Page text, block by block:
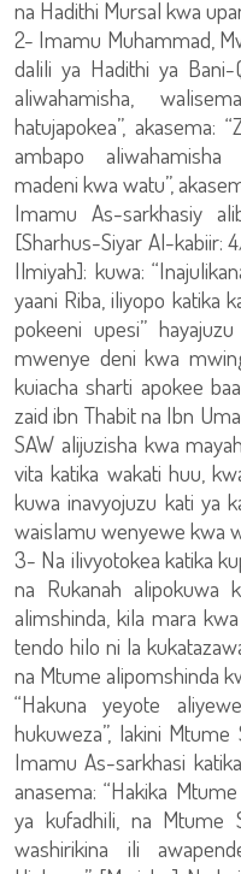
na Hadithi Mursal kwa
2- Imamu Muhammad,
dalili ya Hadithi ya Bani-
aliwahamisha,
hatujapokea”, akasema:
ambapo aliwahamisha
madeni kwa watu”,
Imamu As-sarkhasiy
[Sharhus-Siyar Al-kabiir:
Ilmiyah]: kuwa:
yaani Riba, iliyopo katika
pokeeni upesi”
mwenye deni kwa
kuiacha sharti apokee
zaid ibn Thabit na Ibn
SAW alijuzisha kwa
vita katika wakati huu,
kuwa inavyojuzu kati ya
waislamu wenyewe kwa
3- Na ilivyotokea katika
na Rukanah alipokuwa
alimshinda, kila mara
tendo hilo ni la
na Mtume alipomshinda
“Hakuna yeyote
hukuweza”, lakini
Imamu As-sarkhasi
anasema: “Hakika
ya kufadhili, na Mtume
washirikina ili